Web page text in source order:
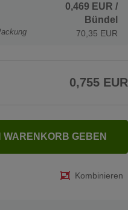
0,469 EUR /
Bündel
70,35 EUR
0,755 EUR
WARENKORB GEBEN
Kombinieren